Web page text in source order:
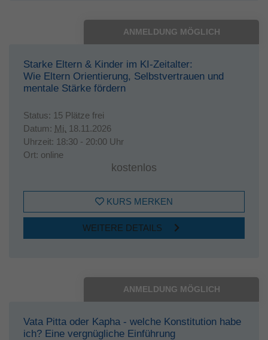
ANMELDUNG MÖGLICH
Starke Eltern & Kinder im KI-Zeitalter:
Wie Eltern Orientierung, Selbstvertrauen und
mentale Stärke fördern
Status: 15 Plätze frei
Datum: Mi. 18.11.2026
Uhrzeit: 18:30 - 20:00 Uhr
Ort: online
kostenlos
KURS MERKEN
WEITERE DETAILS
ANMELDUNG MÖGLICH
Vata Pitta oder Kapha - welche Konstitution habe
ich? Eine vergnügliche Einführung